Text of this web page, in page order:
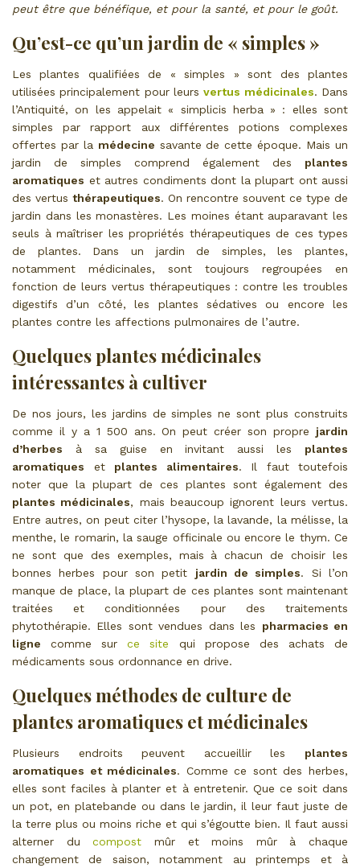
peut être que bénéfique, et pour la santé, et pour le goût.
Qu’est-ce qu’un jardin de « simples »
Les plantes qualifiées de « simples » sont des plantes
utilisées principalement pour leursvertus médicinales. Dans
l’Antiquité, on les appelait « simplicis herba » : elles sont
simples par rapport aux différentes potions complexes
offertes par la médecine savante de cette époque. Mais un
jardin de simples comprend également des plantes
aromatiques et autres condiments dont la plupart ont aussi
des vertus thérapeutiques. On rencontre souvent ce type de
jardin dans les monastères. Les moines étant auparavant les
seuls à maîtriser les propriétés thérapeutiques de ces types
de plantes. Dans un jardin de simples, les plantes,
notamment médicinales, sont toujours regroupées en
fonction de leurs vertus thérapeutiques : contre les troubles
digestifs d’un côté, les plantes sédatives ou encore les
plantes contre les affections pulmonaires de l’autre.
Quelques plantes médicinales
intéressantes à cultiver
De nos jours, les jardins de simples ne sont plus construits
comme il y a 1 500 ans. On peut créer son propre jardin
d’herbes à sa guise en invitant aussi les plantes
aromatiques et plantes alimentaires. Il faut toutefois
noter que la plupart de ces plantes sont également des
plantes médicinales, mais beaucoup ignorent leurs vertus.
Entre autres, on peut citer l’hysope, la lavande, la mélisse, la
menthe, le romarin, la sauge officinale ou encore le thym. Ce
ne sont que des exemples, mais à chacun de choisir les
bonnes herbes pour son petit jardin de simples. Si l’on
manque de place, la plupart de ces plantes sont maintenant
traitées et conditionnées pour des traitements
phytothérapie. Elles sont vendues dans les pharmacies en
ligne comme surce site qui propose des achats de
médicaments sous ordonnance en drive.
Quelques méthodes de culture de
plantes aromatiques et médicinales
Plusieurs endroits peuvent accueillir les plantes
aromatiques et médicinales. Comme ce sont des herbes,
elles sont faciles à planter et à entretenir. Que ce soit dans
un pot, en platebande ou dans le jardin, il leur faut juste de
la terre plus ou moins riche et qui s’égoutte bien. Il faut aussi
alterner ducompost mûr et moins mûr à chaque
changement de saison, notamment au printemps et à